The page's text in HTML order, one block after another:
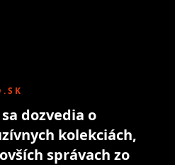
dozvedia o
kolekciách,
správach zo